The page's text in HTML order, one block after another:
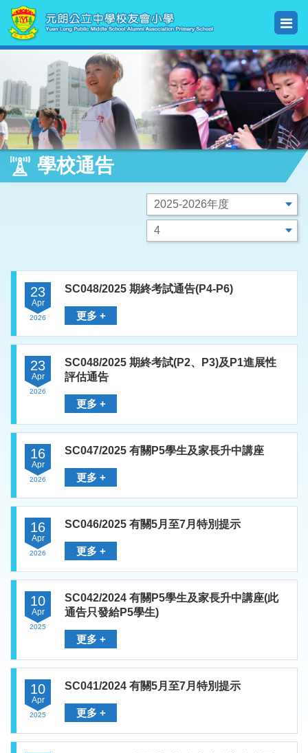
學校通告
23
Apr
2026
SC048/2025 期終考試通告(P4-P6)
更多 +
23
Apr
2026
SC048/2025 期終考試(P2、P3)及P1進展性
評估通告
更多 +
16
Apr
2026
SC047/2025 有關P5學生及家長升中講座
更多 +
16
Apr
2026
SC046/2025 有關5月至7月特別提示
更多 +
10
Apr
2025
SC042/2024 有關P5學生及家長升中講座(此
通告只發給P5學生)
更多 +
10
Apr
2025
SC041/2024 有關5月至7月特別提示
更多 +